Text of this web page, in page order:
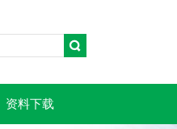
资料下载